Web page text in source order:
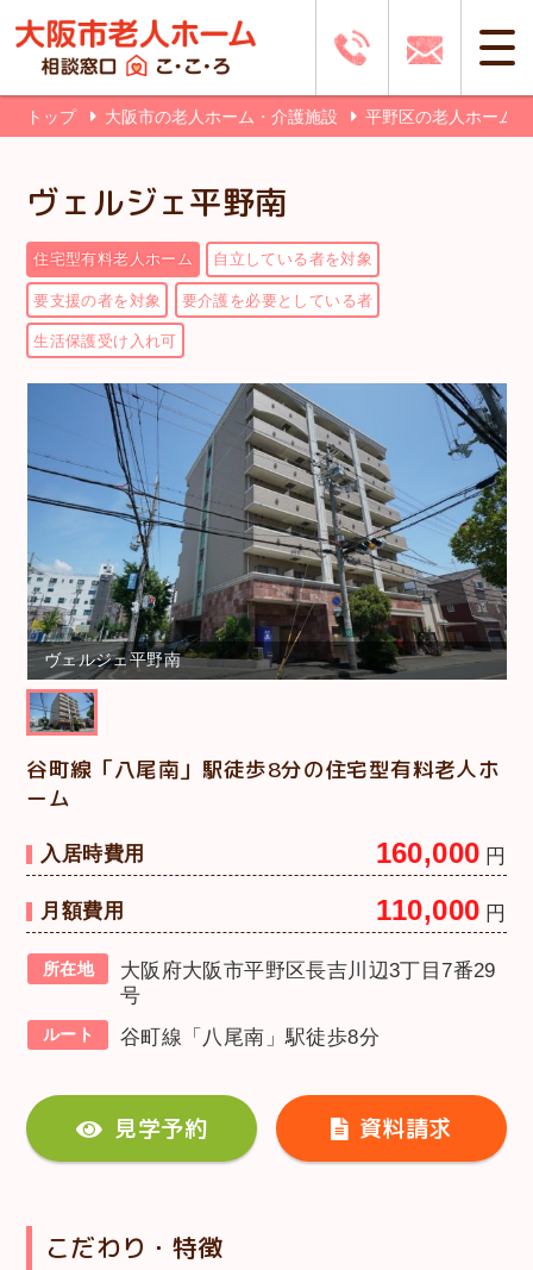
トップ 大阪市の老人ホーム・介護施設 平野区の老人ホーム
ヴェルジェ平野南
住宅型有料老人ホーム 自立している者を対象
要支援の者を対象 要介護を必要としている者
生活保護受け入れ可
ヴェルジェ平野南
谷町線「八尾南」駅徒歩8分の住宅型有料老人ホ
ーム
入居時費用 160,000 円
月額費用 110,000 円
所在地
大阪府大阪市平野区長吉川辺3丁目7番29
号
ルート 谷町線「八尾南」駅徒歩8分
見学予約 資料請求
こだわり・特徴